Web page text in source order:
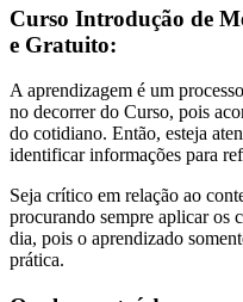
Curso Introdução de
e Gratuito:
A aprendizagem é um
no decorrer do Curso, pois
do cotidiano. Então, esteja
identificar informações para
Seja crítico em relação ao
procurando sempre aplicar os
dia, pois o aprendizado
prática.